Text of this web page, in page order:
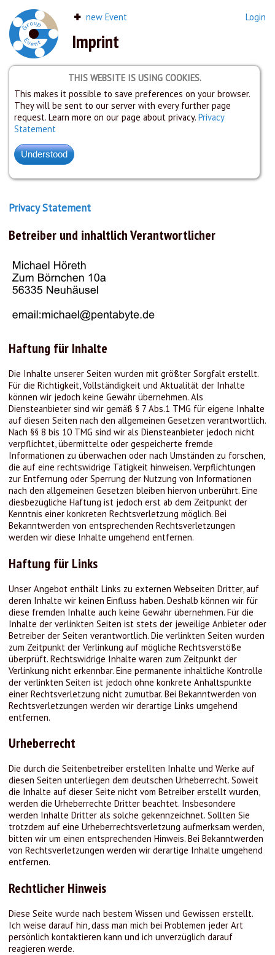
new Event Login
Imprint
THIS WEBSITE IS USING COOKIES.
This makes it possible to save preferences on your browser.
They will be sent to our server with every further page
request. Learn more on our page about privacy. Privacy
Statement
Privacy Statement
Betreiber und inhaltlich Verantwortlicher
Haftung für Inhalte
Die Inhalte unserer Seiten wurden mit größter Sorgfalt erstellt.
Für die Richtigkeit, Vollständigkeit und Aktualität der Inhalte
können wir jedoch keine Gewähr übernehmen. Als
Diensteanbieter sind wir gemäß § 7 Abs.1 TMG für eigene Inhalte
auf diesen Seiten nach den allgemeinen Gesetzen verantwortlich.
Nach §§ 8 bis 10 TMG sind wir als Diensteanbieter jedoch nicht
verpflichtet, übermittelte oder gespeicherte fremde
Informationen zu überwachen oder nach Umständen zu forschen,
die auf eine rechtswidrige Tätigkeit hinweisen. Verpflichtungen
zur Entfernung oder Sperrung der Nutzung von Informationen
nach den allgemeinen Gesetzen bleiben hiervon unberührt. Eine
diesbezügliche Haftung ist jedoch erst ab dem Zeitpunkt der
Kenntnis einer konkreten Rechtsverletzung möglich. Bei
Bekanntwerden von entsprechenden Rechtsverletzungen
werden wir diese Inhalte umgehend entfernen.
Haftung für Links
Unser Angebot enthält Links zu externen Webseiten Dritter, auf
deren Inhalte wir keinen Einfluss haben. Deshalb können wir für
diese fremden Inhalte auch keine Gewähr übernehmen. Für die
Inhalte der verlinkten Seiten ist stets der jeweilige Anbieter oder
Betreiber der Seiten verantwortlich. Die verlinkten Seiten wurden
zum Zeitpunkt der Verlinkung auf mögliche Rechtsverstöße
überprüft. Rechtswidrige Inhalte waren zum Zeitpunkt der
Verlinkung nicht erkennbar. Eine permanente inhaltliche Kontrolle
der verlinkten Seiten ist jedoch ohne konkrete Anhaltspunkte
einer Rechtsverletzung nicht zumutbar. Bei Bekanntwerden von
Rechtsverletzungen werden wir derartige Links umgehend
entfernen.
Urheberrecht
Die durch die Seitenbetreiber erstellten Inhalte und Werke auf
diesen Seiten unterliegen dem deutschen Urheberrecht. Soweit
die Inhalte auf dieser Seite nicht vom Betreiber erstellt wurden,
werden die Urheberrechte Dritter beachtet. Insbesondere
werden Inhalte Dritter als solche gekennzeichnet. Sollten Sie
trotzdem auf eine Urheberrechtsverletzung aufmerksam werden,
bitten wir um einen entsprechenden Hinweis. Bei Bekanntwerden
von Rechtsverletzungen werden wir derartige Inhalte umgehend
entfernen.
Rechtlicher Hinweis
Diese Seite wurde nach bestem Wissen und Gewissen erstellt.
Ich weise darauf hin, dass man mich bei Problemen jeder Art
persönlich kontaktieren kann und ich unverzüglich darauf
reagieren werde.